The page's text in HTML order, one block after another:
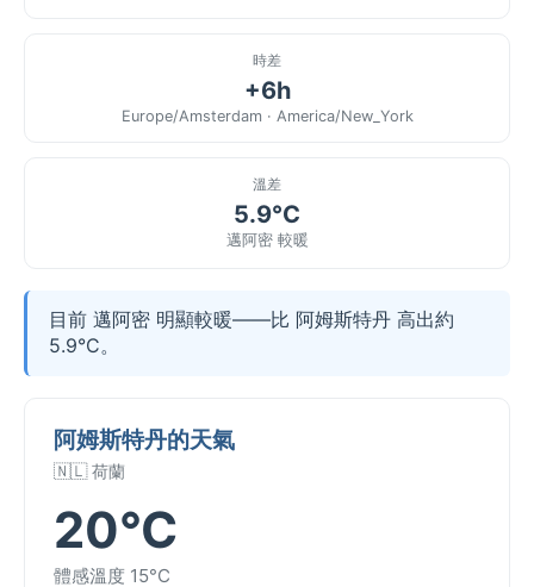
時差
+6h
Europe/Amsterdam · America/New_York
溫差
5.9°C
邁阿密 較暖
目前 邁阿密 明顯較暖——比 阿姆斯特丹 高出約
5.9°C。
阿姆斯特丹的天氣
🇳🇱 荷蘭
20°C
體感溫度 15°C